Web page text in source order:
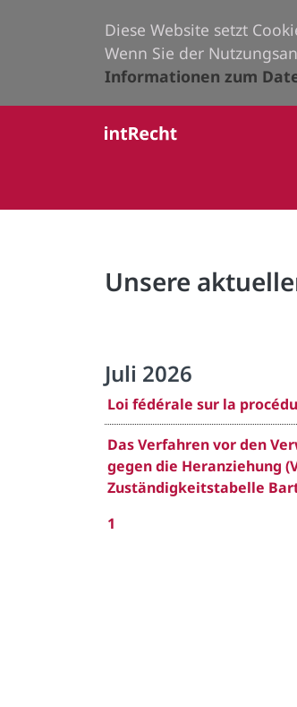
Diese Website setzt
Wenn Sie der
Informationen zum
Unsere
Juli 2026
Loi fédérale sur la
Das Verfahren vor den
gegen die Heranziehung
Zuständigkeitstabelle
1